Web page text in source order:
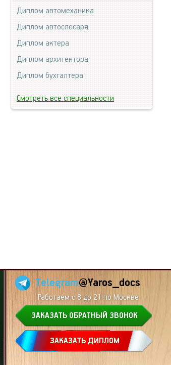
Диплом автомеханика
Диплом автослесаря
Диплом актера
Диплом архитектора
Диплом бухгалтера
Смотреть все специальности
Telegram@Yaros_docs
Работаем с 8 до 21 по Москве
ЗАКАЗАТЬ ОБРАТНЫЙ ЗВОНОК
ЗАКАЗАТЬ ДИПЛОМ